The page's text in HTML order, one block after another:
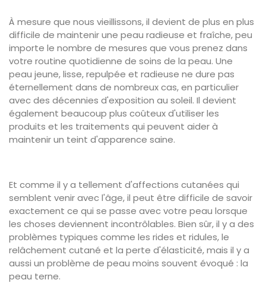
À mesure que nous vieillissons, il devient de plus en plus
difficile de maintenir une peau radieuse et fraîche, peu
importe le nombre de mesures que vous prenez dans
votre routine quotidienne de soins de la peau. Une
peau jeune, lisse, repulpée et radieuse ne dure pas
éternellement dans de nombreux cas, en particulier
avec des décennies d'exposition au soleil. Il devient
également beaucoup plus coûteux d'utiliser les
produits et les traitements qui peuvent aider à
maintenir un teint d'apparence saine.
Et comme il y a tellement d'affections cutanées qui
semblent venir avec l'âge, il peut être difficile de savoir
exactement ce qui se passe avec votre peau lorsque
les choses deviennent incontrôlables. Bien sûr, il y a des
problèmes typiques comme les rides et ridules, le
relâchement cutané et la perte d'élasticité, mais il y a
aussi un problème de peau moins souvent évoqué : la
peau terne.